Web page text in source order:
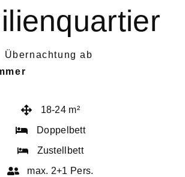
Übernachtung ab
18-24 m²
Doppelbett
Zustellbett
max. 2+1 Pers.